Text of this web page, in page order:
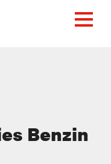
Benzin